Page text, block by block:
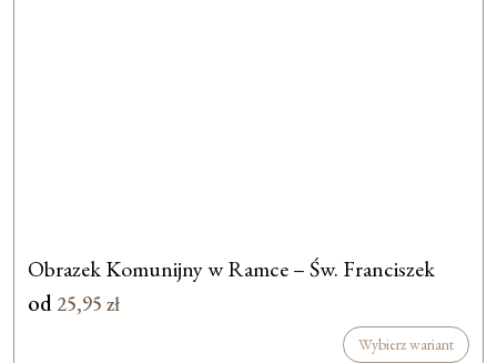
Obrazek Komunijny w Ramce – Św. Franciszek
od 25,95 zł
Wybierz wariant